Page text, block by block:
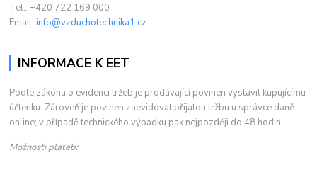
Tel.: +420 722 169 000
Email:info@vzduchotechnika1.cz
INFORMACE K EET
Podle zákona o evidenci tržeb je prodávající povinen vystavit kupujícímu
účtenku. Zároveň je povinen zaevidovat přijatou tržbu u správce daně
online; v případě technického výpadku pak nejpozději do 48 hodin.
Možnosti plateb: